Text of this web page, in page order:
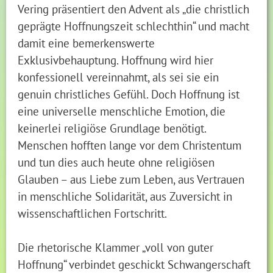
Vering präsentiert den Advent als „die christlich
geprägte Hoffnungszeit schlechthin“ und macht
damit eine bemerkenswerte
Exklusivbehauptung. Hoffnung wird hier
konfessionell vereinnahmt, als sei sie ein
genuin christliches Gefühl. Doch Hoffnung ist
eine universelle menschliche Emotion, die
keinerlei religiöse Grundlage benötigt.
Menschen hofften lange vor dem Christentum
und tun dies auch heute ohne religiösen
Glauben – aus Liebe zum Leben, aus Vertrauen
in menschliche Solidarität, aus Zuversicht in
wissenschaftlichen Fortschritt.
Die rhetorische Klammer „voll von guter
Hoffnung“ verbindet geschickt Schwangerschaft